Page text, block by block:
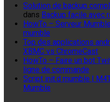
Solution de backup
dans Backup facile avec
HowTo – Serveur
mumble
Top des applications
XBMC vs ChromeCast
HowTo – Faire un bot
ligne de commande
Script init.d mumble |
Mumble